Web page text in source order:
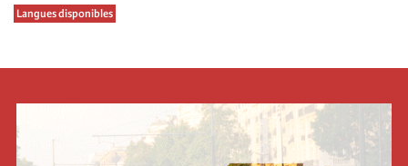
Langues disponibles